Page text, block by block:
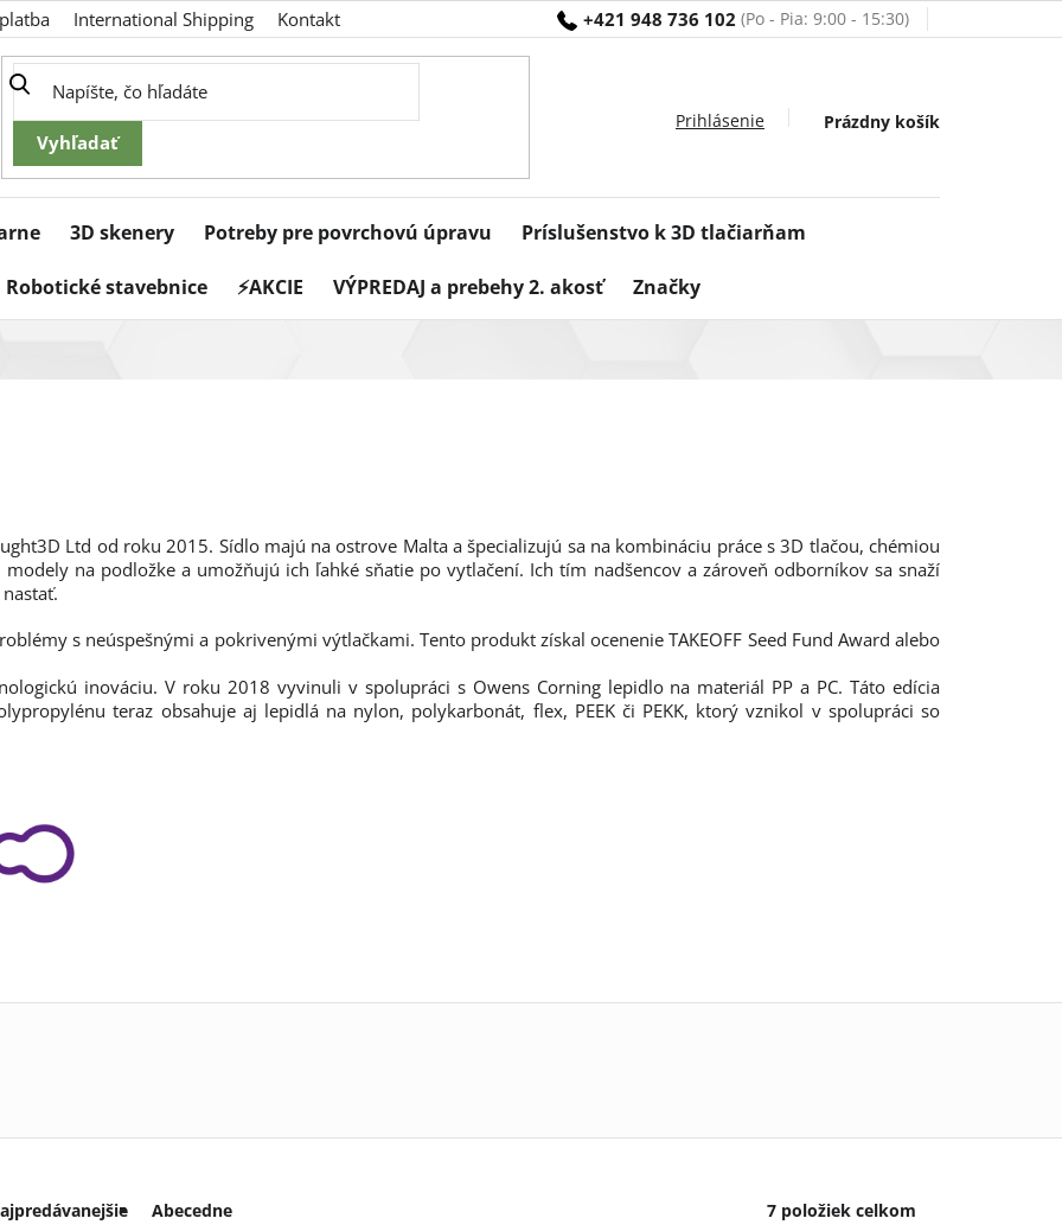
+421 948 736 102
International Shipping Kontakt
Nákupný
Prázdny košík
3D skenery Potreby pre povrchovú úpravu Príslušenstvo k 3D tlačiarňam
Robotické stavebnice ⚡AKCIE VÝPREDAJ a prebehy 2. akosť Značky
Ltd od roku 2015. Sídlo majú na ostrove Malta a špecializujú sa na kombináciu práce s 3D tlačou, chémiou
na podložke a umožňujú ich ľahké sňatie po vytlačení. Ich tím nadšencov a zároveň odborníkov sa snaží
s neúspešnými a pokrivenými výtlačkami. Tento produkt získal ocenenie TAKEOFF Seed Fund Award alebo
inováciu. V roku 2018 vyvinuli v spolupráci s Owens Corning lepidlo na materiál PP a PC. Táto edícia
teraz obsahuje aj lepidlá na nylon, polykarbonát, flex, PEEK či PEKK, ktorý vznikol v spolupráci so
Abecedne 7 položiek celkom